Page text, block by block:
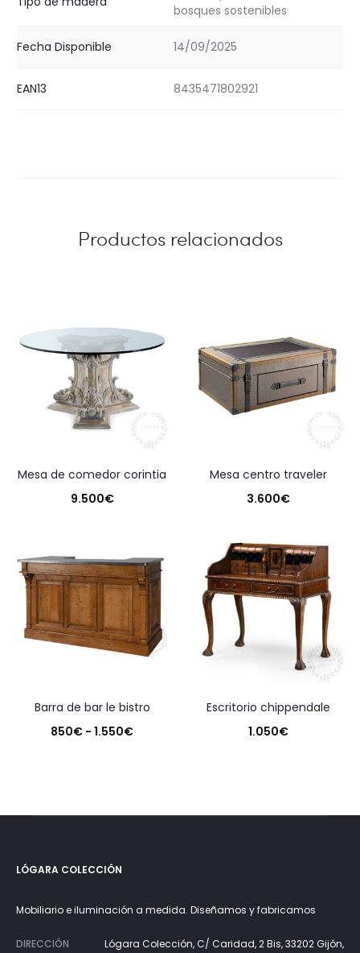
bosques sostenibles
Fecha Disponible 14/09/2025
EAN13 8435471802921
Productos relacionados
mesa de comedor corintia
9.500€
mesa centro traveler
3.600€
barra de bar le bistro
850€ - 1.550€Rango
escritorio chippendale
1.050€
LÓGARA COLECCIÓN
Mobiliario e iluminación a medida. Diseñamos y fabricamos
DIRECCIÓN
Lógara Colección, C/ Caridad, 2 Bis, 33202 Gijón,